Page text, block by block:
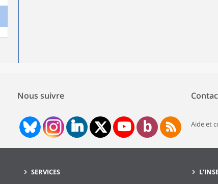
Nous suivre
Aide et
SERVICES